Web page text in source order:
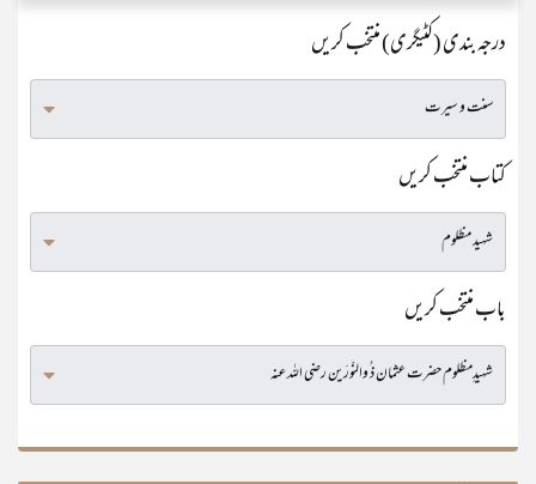
درجہ بندی (کٹیگری) منتخب کریں
کتاب منتخب کریں
باب منتخب کریں